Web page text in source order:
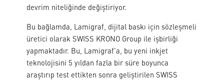
devrim niteliğinde değiştiriyor.
Bu bağlamda, Lamigraf, dijital baskı için sözleşmeli
üretici olarak SWISS KRONO Group ile işbirliği
yapmaktadır. Bu, Lamigraf’a, bu yeni inkjet
teknolojisini 5 yıldan fazla bir süre boyunca
araştırıp test ettikten sonra geliştirilen SWISS